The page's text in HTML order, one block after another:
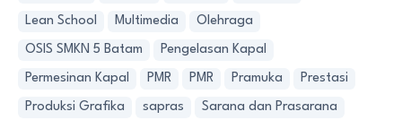
Lean School Multimedia Olehraga
OSIS SMKN 5 Batam Pengelasan Kapal
Permesinan Kapal PMR PMR Pramuka Prestasi
Produksi Grafika sapras Sarana dan Prasarana